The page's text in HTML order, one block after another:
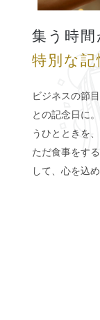
集う時間
特別な
ビジネスの節
との記念日に
うひとときを
ただ食事をす
して、心を込